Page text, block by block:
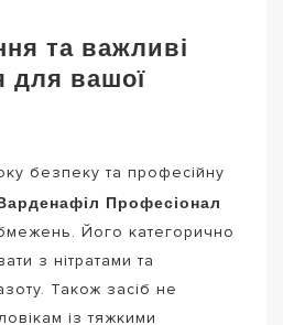
та важливі
для вашої
безпеку та професійну
Професіонал
Його категорично
з нітратами та
Також засіб не
із тяжкими